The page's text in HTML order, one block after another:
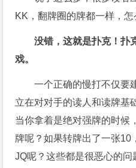
KK，翻牌圈的牌都一样，怎
没错，这就是扑克！扑
戏。
一个正确的慢打不仅要
立在对对手的读人和读牌基
当你拿着是绝对强牌的时候
牌呢？如果转牌出了一张10
JQ呢？这些都是很恶心的问